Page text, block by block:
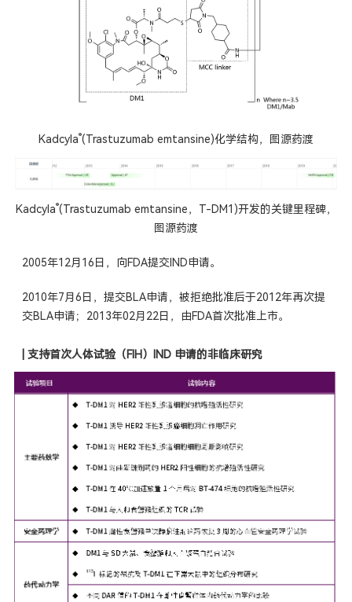
Kadcyla®(Trastuzumab emtansine)化学结构，图源药渡
Kadcyla®(Trastuzumab emtansine，T-DM1)开发的关键里程碑，
图源药渡
2005年12月16日，向FDA提交IND申请。
2010年7月6日，提交BLA申请，被拒绝批准后于2012年再次提
交BLA申请；2013年02月22日，由FDA首次批准上市。
支持首次人体试验（FIH）IND 申请的非临床研究